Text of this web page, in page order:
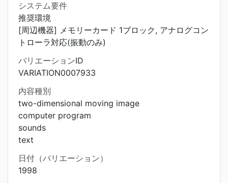
システム要件
推奨環境
[周辺機器] メモリーカード 1ブロック, アナログコン
トローラ対応(振動のみ)
バリエーションID
VARIATION0007933
内容種別
two-dimensional moving image
computer program
sounds
text
日付（バリエーション）
1998